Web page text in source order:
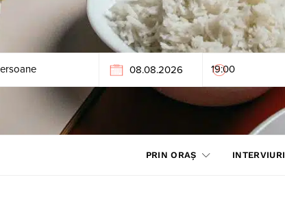
PRIN ORAȘ INTERVIURI